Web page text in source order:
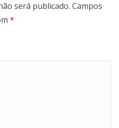
será publicado. Campos
*